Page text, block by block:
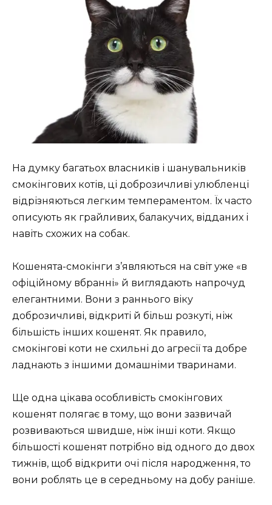
На думку багатьох власників і шанувальників
смокінгових котів, ці доброзичливі улюбленці
відрізняються легким темпераментом. Їх часто
описують як грайливих, балакучих, відданих і
навіть схожих на собак.
Кошенята-смокінги з’являються на світ уже «в
офіційному вбранні» й виглядають напрочуд
елегантними. Вони з раннього віку
доброзичливі, відкриті й більш розкуті, ніж
більшість інших кошенят. Як правило,
смокінгові коти не схильні до агресії та добре
ладнають з іншими домашніми тваринами.
Ще одна цікава особливість смокінгових
кошенят полягає в тому, що вони зазвичай
розвиваються швидше, ніж інші коти. Якщо
більшості кошенят потрібно від одного до двох
тижнів, щоб відкрити очі після народження, то
вони роблять це в середньому на добу раніше.